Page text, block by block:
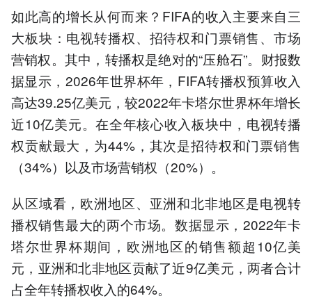
如此高的增长从何而来？FIFA的收入主要来自三
大板块：电视转播权、招待权和门票销售、市场
营销权。其中，转播权是绝对的“压舱石”。财报数
据显示，2026年世界杯年，FIFA转播权预算收入
高达39.25亿美元，较2022年卡塔尔世界杯年增长
近10亿美元。在全年核心收入板块中，电视转播
权贡献最大，为44%，其次是招待权和门票销售
（34%）以及市场营销权（20%）。
从区域看，欧洲地区、亚洲和北非地区是电视转
播权销售最大的两个市场。数据显示，2022年卡
塔尔世界杯期间，欧洲地区的销售额超10亿美
元，亚洲和北非地区贡献了近9亿美元，两者合计
占全年转播权收入的64%。